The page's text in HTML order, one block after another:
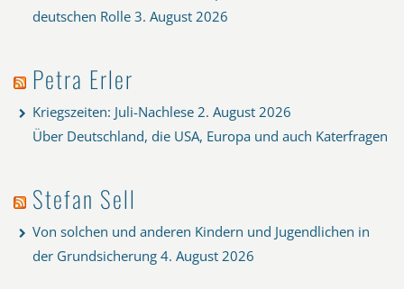
deutschen Rolle 3. August 2026
Petra Erler
Kriegszeiten: Juli-Nachlese 2. August 2026
Über Deutschland, die USA, Europa und auch Katerfragen
Stefan Sell
Von solchen und anderen Kindern und Jugendlichen in
der Grundsicherung 4. August 2026